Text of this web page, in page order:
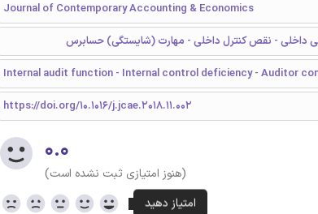
Journal of Contemporary Accounting & Economics
داخلی - نقص کنترل داخلی - مهارت (شایستگی) حسابرس
Internal audit function - Internal control deficiency - Auditor
https://doi.org/10.1016/j.jcae.2018.11.002
۰.۰
(هنوز امتیازی ثبت نشده است)